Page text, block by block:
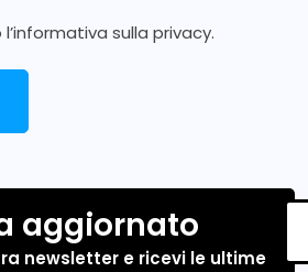
informativa sulla privacy.
aggiornato
newsletter e ricevi le ultime